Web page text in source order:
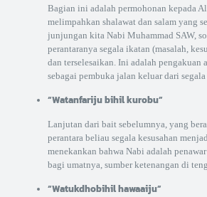
Bagian ini adalah permohonan kepada
melimpahkan shalawat dan salam yang
junjungan kita Nabi Muhammad SAW,
perantaranya segala ikatan (masalah,
dan terselesaikan. Ini adalah pengakuan
sebagai pembuka jalan keluar dari
“Watanfariju bihil kurobu”
Lanjutan dari bait sebelumnya, yang
perantara beliau segala kesusahan
menekankan bahwa Nabi adalah
bagi umatnya, sumber ketenangan di
“Watukdhobihil hawaaiju”